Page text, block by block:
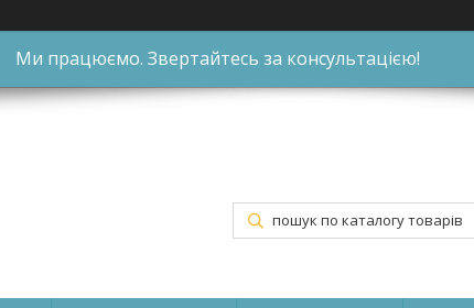
Ми працюємо. Звертайтесь за консультацією!